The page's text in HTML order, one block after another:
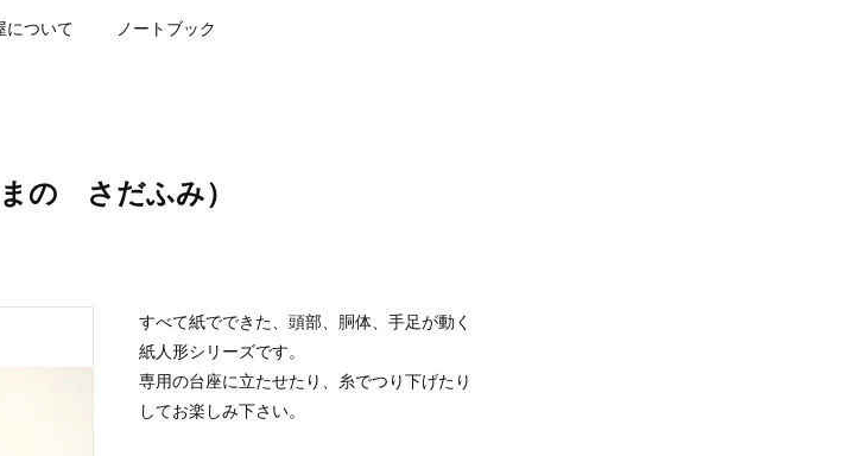
について ノートブック
の さだふみ）
すべて紙でできた、頭部、胴体、手足が動く
紙人形シリーズです。
専用の台座に立たせたり、糸でつり下げたり
してお楽しみ下さい。